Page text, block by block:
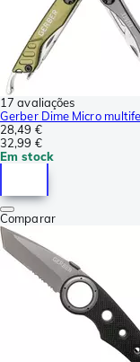
17 avaliações
Gerber Dime Micro
28,49 €
32,99 €
Em stock
Comparar